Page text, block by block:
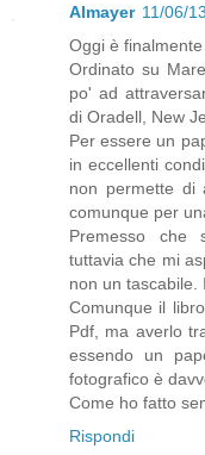
Almayer 11/06/
Oggi è
Ordinato su
po' ad
di Oradell, New
Per essere un
in eccellenti
non permette di
comunque per
Premesso che
tuttavia che mi
non un tascabile.
Comunque il
Pdf, ma averlo
essendo un
fotografico è
Come ho fatto
Rispondi